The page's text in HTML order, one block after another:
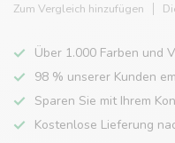
Zum Vergleich hinzufügen
Über 1.000 Farben und
98 % unserer Kunden
Sparen Sie mit Ihrem
Kostenlose Lieferung